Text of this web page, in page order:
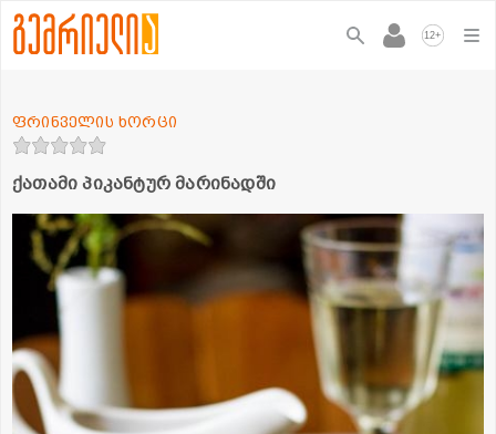
12+
ქათამი პიკანტურ მარინადში
ფრინველის ხორცი